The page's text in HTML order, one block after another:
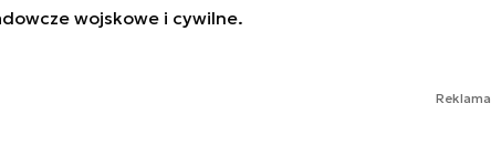
wojskowe i cywilne.
Reklama